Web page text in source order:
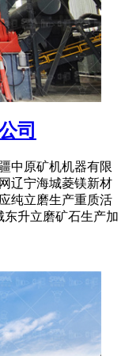
司
中原矿机机器有限
辽宁海城菱镁新材
纯立磨生产重质活
升立磨矿石生产加